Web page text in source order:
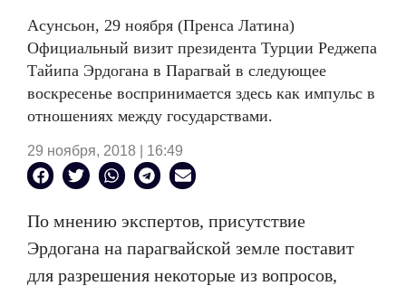
Асунсьон, 29 ноября (Пренса Латина)
Официальный визит президента Турции Реджепа
Тайипа Эрдогана в Парагвай в следующее
воскресенье воспринимается здесь как импульс в
отношениях между государствами.
29 ноября, 2018 | 16:49
По мнению экспертов, присутствие
Эрдогана на парагвайской земле поставит
для разрешения некоторые из вопросов,